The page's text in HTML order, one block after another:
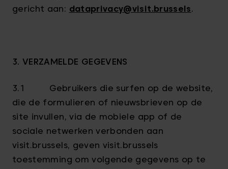
gericht aan: dataprivacy@visit.brussels.
3. VERZAMELDE GEGEVENS
3.1 Gebruikers die surfen op de website,
die de formulieren of nieuwsbrieven op de
site invullen, via de mobiele app of de
sociale netwerken verbonden aan
visit.brussels, geven visit.brussels
toestemming om volgende gegevens op te